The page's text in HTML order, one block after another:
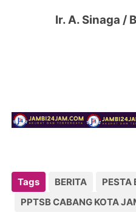
Ir. A. Sinaga /
Tags BERITA
PESTA
PPTSB CABANG KOTA